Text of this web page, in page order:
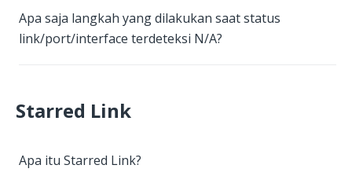
Apa saja langkah yang dilakukan saat status
link/port/interface terdeteksi N/A?
Starred Link
Apa itu Starred Link?